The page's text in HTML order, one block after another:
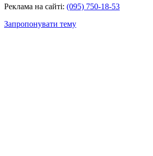
Реклама на сайті: (095) 750-18-53
Запропонувати тему